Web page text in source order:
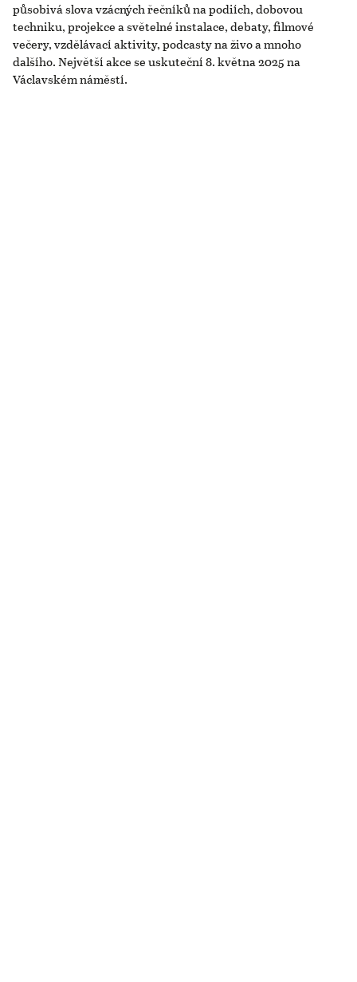
působivá slova vzácných řečníků na podiích, dobovou
techniku, projekce a světelné instalace, debaty, filmové
večery, vzdělávací aktivity, podcasty na živo a mnoho
dalšího. Největší akce se uskuteční 8. května 2025 na
Václavském náměstí.